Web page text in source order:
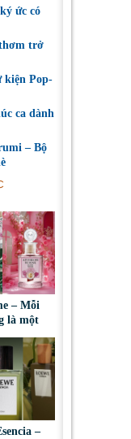
ức có
trở
kiện Pop-
ca dành
– Bộ
– Mỗi
là một
cảm xúc
–